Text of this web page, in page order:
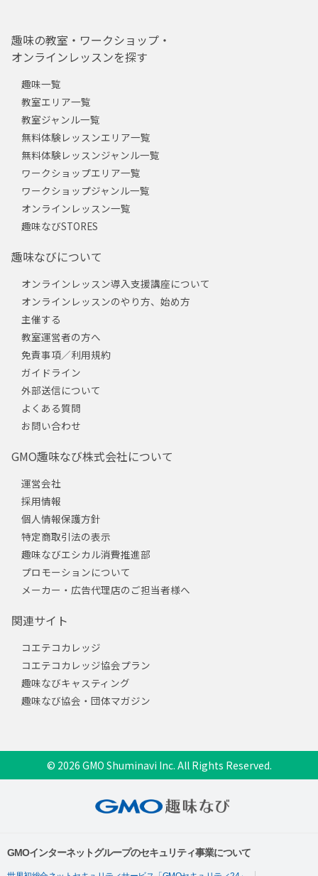
趣味の教室・ワークショップ・
オンラインレッスンを探す
趣味一覧
教室エリア一覧
教室ジャンル一覧
無料体験レッスンエリア一覧
無料体験レッスンジャンル一覧
ワークショップエリア一覧
ワークショップジャンル一覧
オンラインレッスン一覧
趣味なびSTORES
趣味なびについて
オンラインレッスン導入支援講座について
オンラインレッスンのやり方、始め方
主催する
教室運営者の方へ
免責事項／利用規約
ガイドライン
外部送信について
よくある質問
お問い合わせ
GMO趣味なび株式会社について
運営会社
採用情報
個人情報保護方針
特定商取引法の表示
趣味なびエシカル消費推進部
プロモーションについて
メーカー・広告代理店のご担当者様へ
関連サイト
コエテコカレッジ
コエテコカレッジ協会プラン
趣味なびキャスティング
趣味なび協会・団体マガジン
© 2026 GMO Shuminavi Inc. All Rights Reserved.